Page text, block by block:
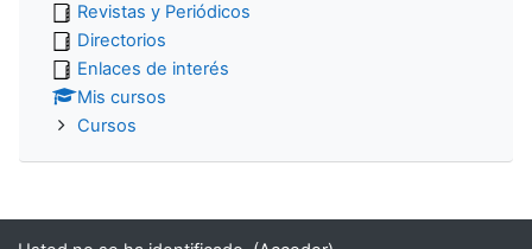
Revistas y Periódicos
Directorios
Enlaces de interés
Mis cursos
Cursos